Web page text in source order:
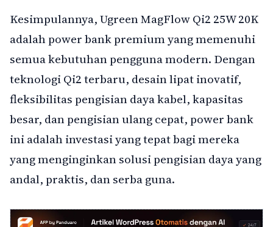
Kesimpulannya, Ugreen MagFlow Qi2 25W 20K
adalah power bank premium yang memenuhi
semua kebutuhan pengguna modern. Dengan
teknologi Qi2 terbaru, desain lipat inovatif,
fleksibilitas pengisian daya kabel, kapasitas
besar, dan pengisian ulang cepat, power bank
ini adalah investasi yang tepat bagi mereka
yang menginginkan solusi pengisian daya yang
andal, praktis, dan serba guna.